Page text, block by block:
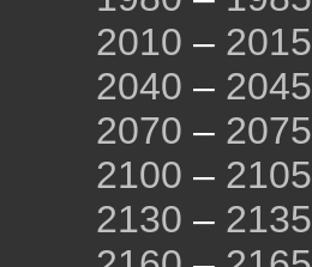
2010 – 2015
2040 – 2045
2070 – 2075
2100 – 2105
2130 – 2135